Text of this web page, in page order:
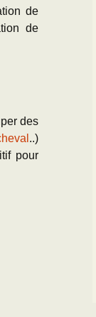
de
de
des
..)
pour